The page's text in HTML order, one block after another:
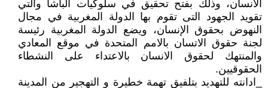
الانسان، وذلك بفتح تحقيق في سلوكيات الباشا والتي
تقويد الجهود التى تقوم بها الدولة المغربية في مجال
النهوض بحقوق الإنسان، ويضع الدولة المغربية رئيسة
لجنة حقوق الاتسان بالامم المتحدة في موقع المعادي
والمنتهك لحقوق الانسان بالاعتداء على النشطاء
الحقوقيين.
_ادانته للتهديد بتلفيق تهمة خطيرة و التهجير من المدينة